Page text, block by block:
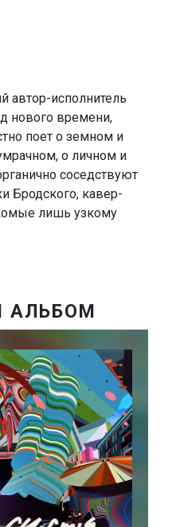
автор-исполнитель
нового времени,
поет о земном и
о личном и
соседствуют
Бродского, кавер-
лишь узкому
АЛЬБОМ